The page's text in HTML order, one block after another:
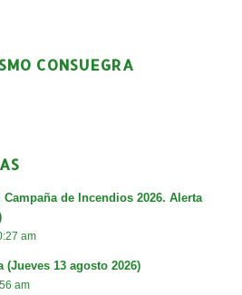
CONSUEGRA
Campaña de Incendios 2026. Alerta
am
(Jueves 13 agosto 2026)
am